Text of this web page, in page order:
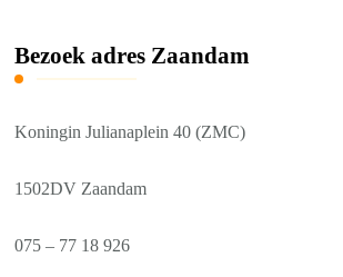
Bezoek adres Zaandam
Koningin Julianaplein 40 (ZMC)
1502DV Zaandam
075 – 77 18 926